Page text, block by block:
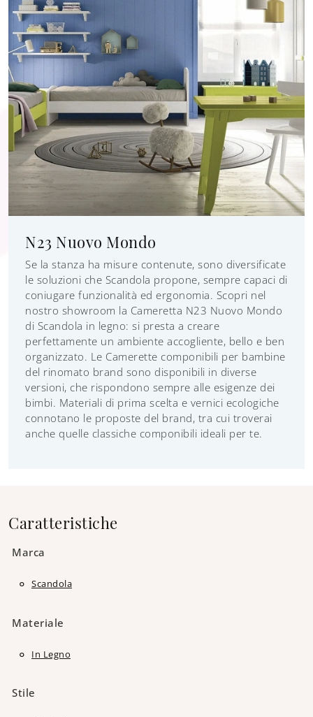
N23 Nuovo Mondo
Se la stanza ha misure contenute, sono diversificate
le soluzioni che Scandola propone, sempre capaci di
coniugare funzionalità ed ergonomia. Scopri nel
nostro showroom la Cameretta N23 Nuovo Mondo
di Scandola in legno: si presta a creare
perfettamente un ambiente accogliente, bello e ben
organizzato. Le Camerette componibili per bambine
del rinomato brand sono disponibili in diverse
versioni, che rispondono sempre alle esigenze dei
bimbi. Materiali di prima scelta e vernici ecologiche
connotano le proposte del brand, tra cui troverai
anche quelle classiche componibili ideali per te.
Caratteristiche
Marca
Scandola
Materiale
In Legno
Stile